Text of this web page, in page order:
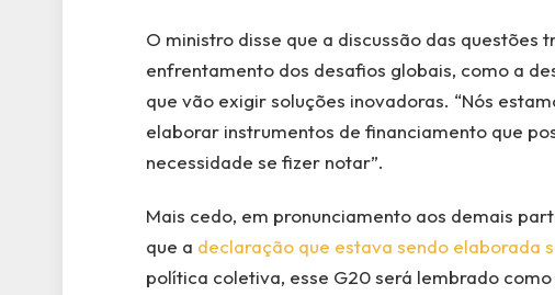
O ministro disse que a discussão das
enfrentamento dos desafios globais, como a
que vão exigir soluções inovadoras. “Nós
elaborar instrumentos de financiamento que
necessidade se fizer notar”.
Mais cedo, em pronunciamento aos demais
que a declaração que estava sendo elaborada
política coletiva, esse G20 será lembrado